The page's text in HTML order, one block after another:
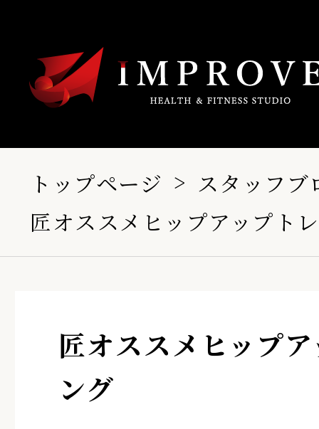
トップページ
スタッフブ
匠オススメヒップアップト
匠オススメヒップ
ング